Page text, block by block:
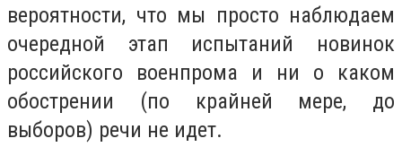
вероятности, что мы просто наблюдаем
очередной этап испытаний новинок
российского военпрома и ни о каком
обострении (по крайней мере, до
выборов) речи не идет.